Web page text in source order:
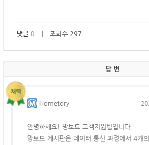
댓글 0 ｜ 조회수 297
답 변
Hometory
안녕하세요! 망보드 고객지원팀입니다.
망보드 게시판은 데이터 통신 과정에서 4개의